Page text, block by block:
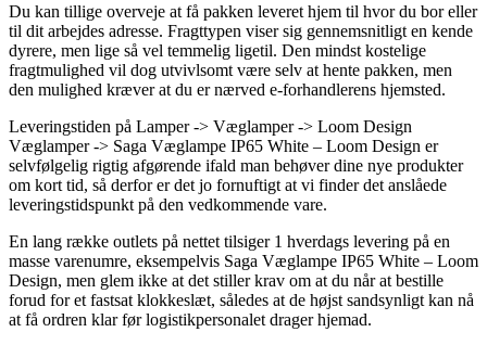
Du kan tillige overveje at få pakken leveret hjem til hvor du bor eller
til dit arbejdes adresse. Fragttypen viser sig gennemsnitligt en kende
dyrere, men lige så vel temmelig ligetil. Den mindst kostelige
fragtmulighed vil dog utvivlsomt være selv at hente pakken, men
den mulighed kræver at du er nærved e-forhandlerens hjemsted.
Leveringstiden på Lamper -> Væglamper -> Loom Design
Væglamper -> Saga Væglampe IP65 White – Loom Design er
selvfølgelig rigtig afgørende ifald man behøver dine nye produkter
om kort tid, så derfor er det jo fornuftigt at vi finder det anslåede
leveringstidspunkt på den vedkommende vare.
En lang række outlets på nettet tilsiger 1 hverdags levering på en
masse varenumre, eksempelvis Saga Væglampe IP65 White – Loom
Design, men glem ikke at det stiller krav om at du når at bestille
forud for et fastsat klokkeslæt, således at de højst sandsynligt kan nå
at få ordren klar før logistikpersonalet drager hjemad.